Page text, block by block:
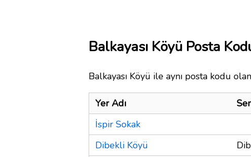
Balkayası Köyü Posta
Balkayası Köyü ile aynı posta kodu
Yer Adı
İspir Sokak
Dibekli Köyü